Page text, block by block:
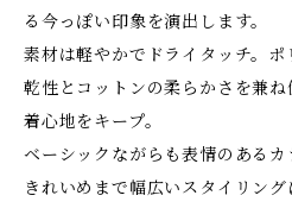
る今っぽい印象を演出します。
素材は軽やかでドライタッチ。
乾性とコットンの柔らかさを兼
着心地をキープ。
ベーシックながらも表情のある
きれいめまで幅広いスタイリング